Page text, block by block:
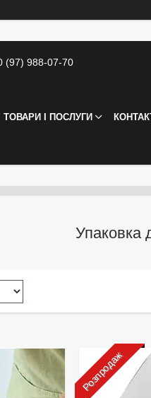
(97) 988-07-70
ТОВАРИ І ПОСЛУГИ
Упаковка
Розпродаж